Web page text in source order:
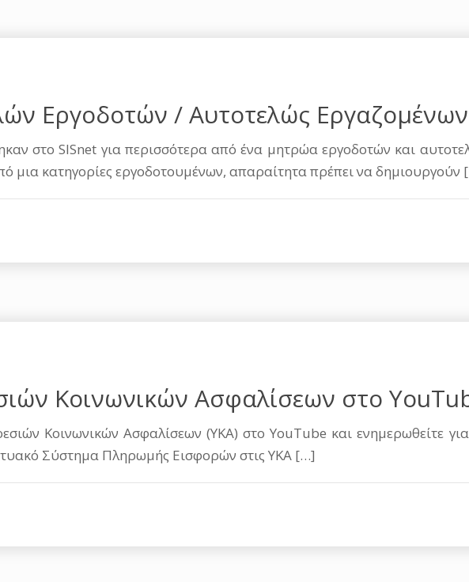
Εργοδοτών / Αυτοτελώς Εργαζομένων
στο SISnet για περισσότερα από ένα μητρώα εργοδοτών και
μια κατηγορίες εργοδοτουμένων, απαραίτητα πρέπει να δημιουργούν
Κοινωνικών Ασφαλίσεων στο
Κοινωνικών Ασφαλίσεων (ΥΚΑ) στο YouTube και ενημερωθείτε για
Σύστημα Πληρωμής Εισφορών στις ΥΚΑ […]